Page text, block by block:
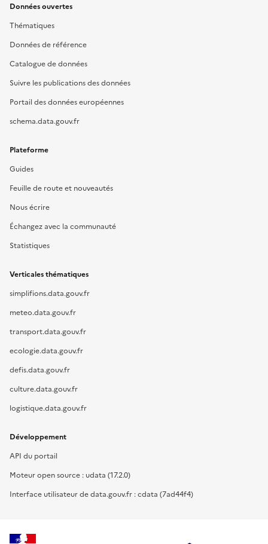
Données ouvertes
Thématiques
Données de référence
Catalogue de données
Suivre les publications des données
Portail des données européennes
schema.data.gouv.fr
Plateforme
Guides
Feuille de route et nouveautés
Nous écrire
Échangez avec la communauté
Statistiques
Verticales thématiques
simplifions.data.gouv.fr
meteo.data.gouv.fr
transport.data.gouv.fr
ecologie.data.gouv.fr
defis.data.gouv.fr
culture.data.gouv.fr
logistique.data.gouv.fr
Développement
API du portail
Moteur open source : udata (17.2.0)
Interface utilisateur de data.gouv.fr : cdata (7ad44f4)